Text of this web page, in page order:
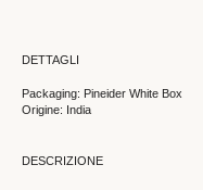
DETTAGLI
Packaging: Pineider White Box
Origine: India
DESCRIZIONE